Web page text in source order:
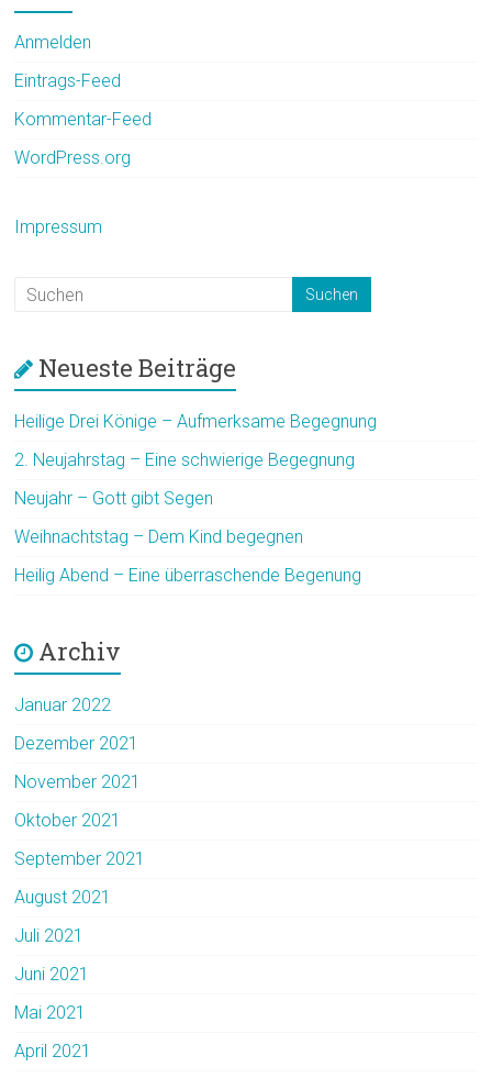
Anmelden
Eintrags-Feed
Kommentar-Feed
WordPress.org
Impressum
Neueste Beiträge
Heilige Drei Könige – Aufmerksame Begegnung
2. Neujahrstag – Eine schwierige Begegnung
Neujahr – Gott gibt Segen
Weihnachtstag – Dem Kind begegnen
Heilig Abend – Eine überraschende Begenung
Archiv
Januar 2022
Dezember 2021
November 2021
Oktober 2021
September 2021
August 2021
Juli 2021
Juni 2021
Mai 2021
April 2021